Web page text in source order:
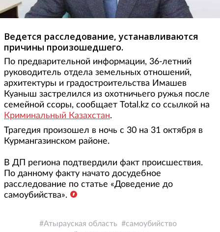
Ведется расследование, устанавливаются
причины произошедшего.
По предварительной информации, 36-летний
руководитель отдела земельных отношений,
архитектуры и градостроительства Имашев
Куаныш застрелился из охотничьего ружья после
семейной ссоры, сообщает Total.kz со ссылкой на
Криминальный Казахстан.
Трагедия произошел в ночь с 30 на 31 октября в
Курмангазинском районе.
В ДП региона подтвердили факт происшествия.
По данному факту начато досудебное
расследование по статье «Доведение до
самоубийства».
Атырауская область
самоубийство